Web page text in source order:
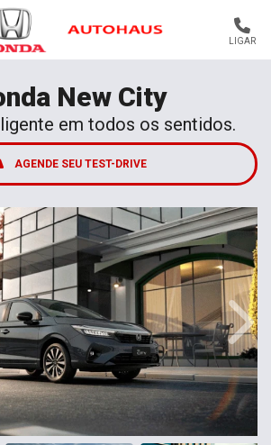
LIGAR
New City
em todos os sentidos.
AGENDE SEU TEST-DRIVE